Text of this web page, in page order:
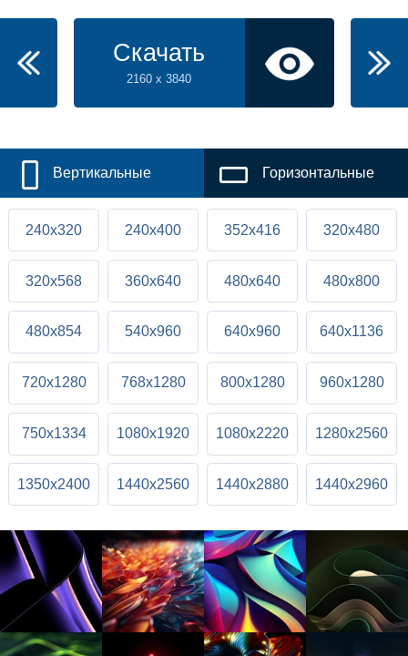
Скачать
2160 x 3840
Вертикальные Горизонтальные
240x320 240x400 352x416 320x480
320x568 360x640 480x640 480x800
480x854 540x960 640x960 640x1136
720x1280 768x1280 800x1280 960x1280
750x1334 1080x1920 1080x2220 1280x2560
1350x2400 1440x2560 1440x2880 1440x2960